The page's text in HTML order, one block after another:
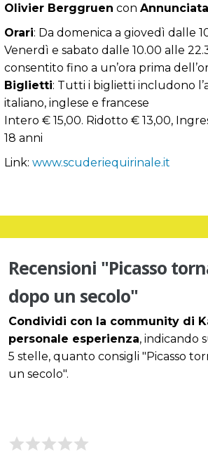
Olivier Berggruen con
Orari: Da domenica a giovedì dalle
Venerdì e sabato dalle 10.00 alle
consentito fino a un’ora prima
Biglietti: Tutti i biglietti includono
italiano, inglese e francese
Intero € 15,00. Ridotto € 13,00,
18 anni
Link: www.scuderiequirinale.it
Recensioni "Picasso
dopo un secolo"
Condividi con la community di
personale esperienza, indicando
5 stelle, quanto consigli "Picasso
un secolo".